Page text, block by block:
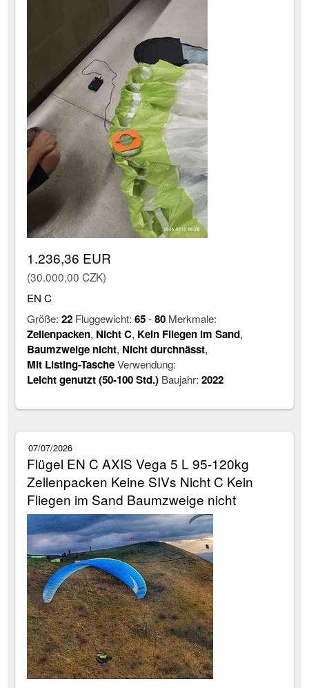
1.236,36 EUR
(30.000,00 CZK)
EN C
Größe:22 Fluggewicht:65-80 Merkmale:
Zellenpacken, Nicht C, Kein Fliegen im Sand,
Baumzweige nicht, Nicht durchnässt,
Mit Listing-TascheVerwendung:
Leicht genutzt (50-100 Std.) Baujahr:2022
07/07/2026
Flügel EN C AXIS Vega 5 L 95-120kg
Zellenpacken Keine SIVs Nicht C Kein
Fliegen im Sand Baumzweige nicht